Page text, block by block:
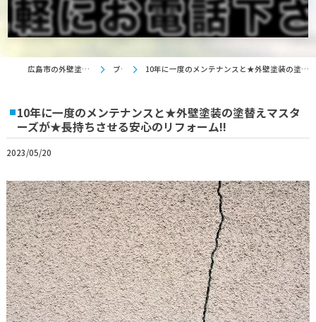
広島市の外壁塗装は塗替えマスターズ ブログ 10年に一度のメンテナンスと★外壁塗装の塗替えマスターズが★長持ちさせる安心のリフォーム!!
10年に一度のメンテナンスと★外壁塗装の塗替えマスタ
ーズが★長持ちさせる安心のリフォーム!!
2023/05/20